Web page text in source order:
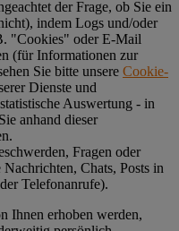
der Frage, ob Sie ein
indem Logs und/oder
"Cookies" oder E-Mail
(für Informationen zur
Sie bitte unsere Cookie-
Dienste und
Auswertung - in
anhand dieser
Fragen oder
Chats, Posts in
Telefonanrufe).
Ihnen erhoben werden,